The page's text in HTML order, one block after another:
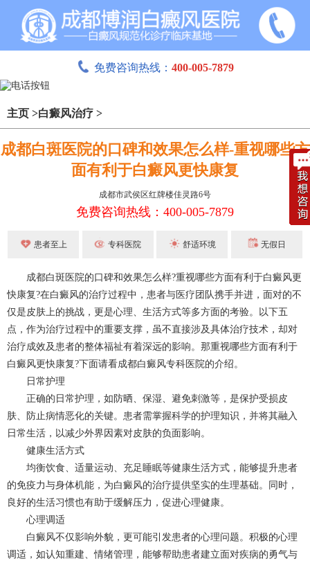
免费咨询热线： 400-005-7879
主页 >白癜风治疗 >
成都白斑医院的口碑和效果怎么样-重视哪些方
面有利于白癜风更快康复
成都市武侯区红牌楼佳灵路6号
免费咨询热线：400-005-7879
患者至上 专科医院 舒适环境 无假日
成都白斑医院的口碑和效果怎么样?重视哪些方面有利于白癜风更
快康复?在白癜风的治疗过程中，患者与医疗团队携手并进，面对的不
仅是皮肤上的挑战，更是心理、生活方式等多方面的考验。以下五
点，作为治疗过程中的重要支撑，虽不直接涉及具体治疗技术，却对
治疗成效及患者的整体福祉有着深远的影响。那重视哪些方面有利于
白癜风更快康复?下面请看成都白癜风专科医院的介绍。
日常护理
正确的日常护理，如防晒、保湿、避免刺激等，是保护受损皮
肤、防止病情恶化的关键。患者需掌握科学的护理知识，并将其融入
日常生活，以减少外界因素对皮肤的负面影响。
健康生活方式
均衡饮食、适量运动、充足睡眠等健康生活方式，能够提升患者
的免疫力与身体机能，为白癜风的治疗提供坚实的生理基础。同时，
良好的生活习惯也有助于缓解压力，促进心理健康。
心理调适
白癜风不仅影响外貌，更可能引发患者的心理问题。积极的心理
调适，如认知重建、情绪管理，能够帮助患者建立面对疾病的勇气与